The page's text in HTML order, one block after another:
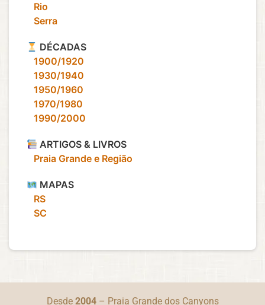
‎ ‎ ‎ Rio
‎ ‎ ‎ Serra
DÉCADAS
‎ ‎ ‎ 1900/1920
‎ ‎ ‎ 1930/1940
‎ ‎ ‎ 1950/1960
‎ ‎ ‎ 1970/1980
‎ ‎ ‎ 1990/2000
ARTIGOS & LIVROS
‎ ‎ ‎ Praia Grande e Região
MAPAS
‎ ‎ ‎ RS
‎ ‎ ‎ SC
Desde 2004– Praia Grande dos Canyons